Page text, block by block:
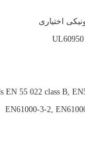
اختیاری
UL60950
EN 55 022 class B,
EN61000-3-2,